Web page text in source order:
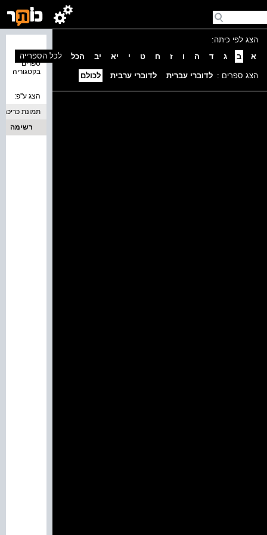
הצג לפי כיתה:
א
ב ג ד ה ו ז ח ט י יא יב הכל
הצג ספרים : לדוברי עברית לדוברי ערבית לכולם
ספרים
בקטגוריה
לכל הספרייה
הצג ע''פ:
תמונת כריכה
רשימה